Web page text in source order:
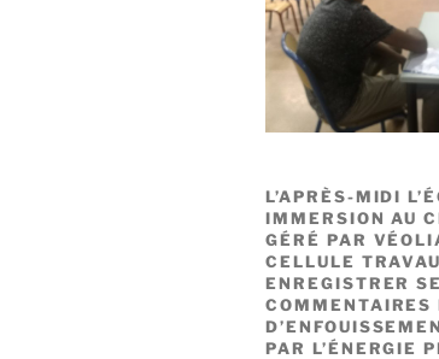
L’APRÈS-MIDI
IMMERSION AU
GÉRÉ PAR
CELLULE
ENREGISTRER
COMMENTAIRES
PAR L’ÉNERGIE